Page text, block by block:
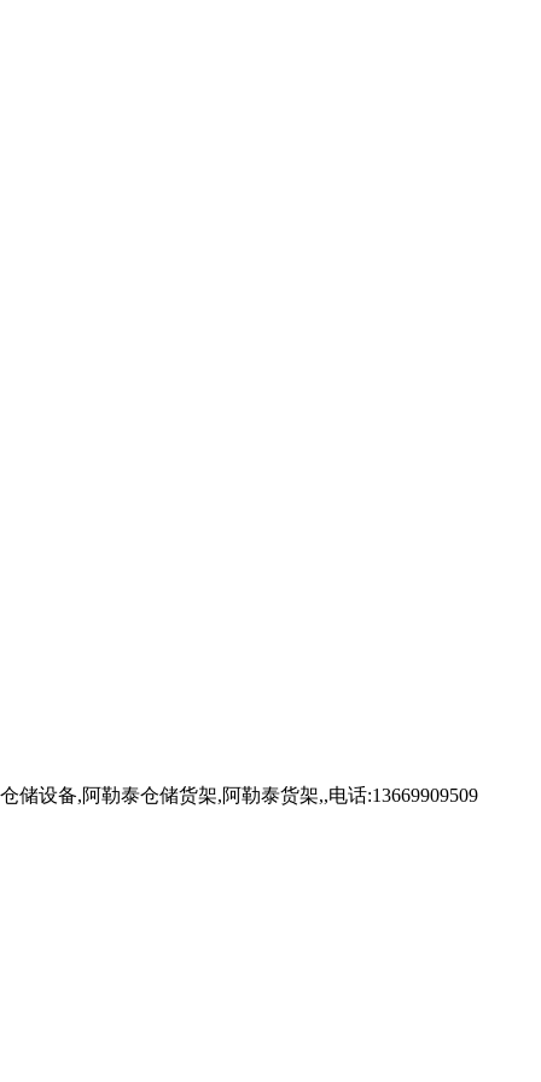
设备,阿勒泰仓储货架,阿勒泰货架,,电话:13669909509